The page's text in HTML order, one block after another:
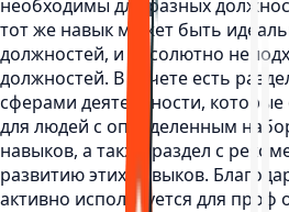
необходимы для разных
тот же навык может быть
должностей, и абсолютно
должностей. В отчете есть
сферами деятельности,
для людей с определенным
навыков, а также раздел с
развитию этих навыков.
активно используется для